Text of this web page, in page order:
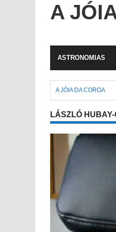
Fev 22,
A
ASTRONOMIAS
A JÓIA DA COROA
LÁSZLÓ